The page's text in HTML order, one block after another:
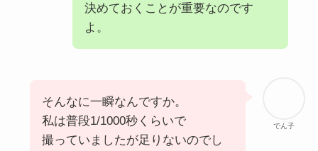
決めておくことが重要なのです
よ。
でん子
そんなに一瞬なんですか。
私は普段1/1000秒くらいで
撮っていましたが足りないのでし